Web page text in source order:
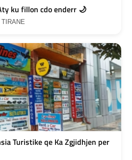
ku fillon cdo enderr 🌙
Turistike qe Ka Zgjidhjen per